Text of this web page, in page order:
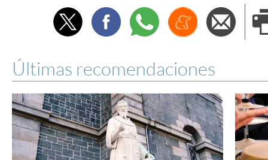
TwitterFacebookWhatsappMenéame
Últimas recomendaciones